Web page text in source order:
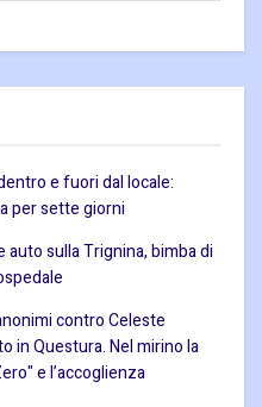
e fuori dal locale:
per sette giorni
auto sulla Trignina, bimba di
contro Celeste
in Questura. Nel mirino la
e l’accoglienza